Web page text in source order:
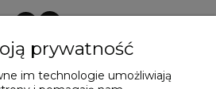
Ecommercy.pl
prywatność
im technologie umożliwiają